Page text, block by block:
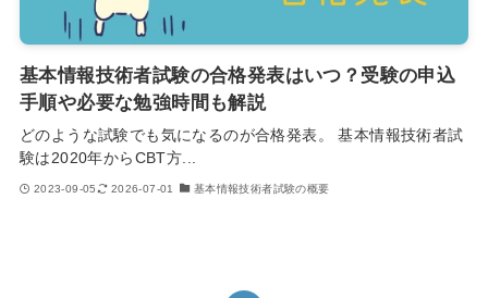
基本情報技術者試験の合格発表はいつ？受験の申込
手順や必要な勉強時間も解説
どのような試験でも気になるのが合格発表。 基本情報技術者試
験は2020年からCBT方...
2023-09-05 2026-07-01 基本情報技術者試験の概要